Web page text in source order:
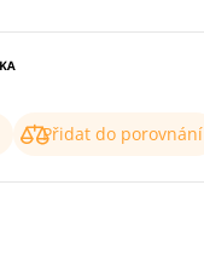
Přidat do porovnání